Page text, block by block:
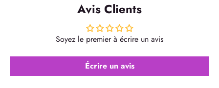
Avis Clients
Soyez le premier à écrire un avis
Écrire un avis